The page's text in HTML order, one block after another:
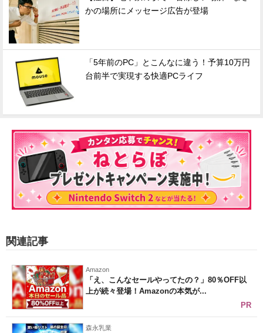
かの場所にメッセージ広告が登場
「5年前のPC」とこんなに違う！予算10万円
台前半で実現する快適PCライフ
関連記事
Amazon
「え、こんなセールやってたの？」80％OFF以
上が続々登場！Amazonの本気が...
PR
森永乳業